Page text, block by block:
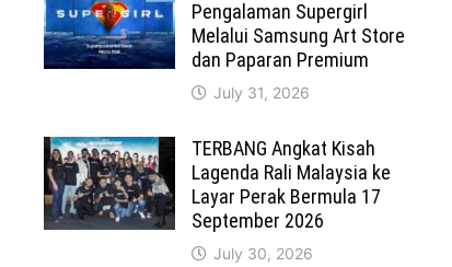
Pengalaman Supergirl
Melalui Samsung Art Store
dan Paparan Premium
July 31, 2026
TERBANG Angkat Kisah
Lagenda Rali Malaysia ke
Layar Perak Bermula 17
September 2026
July 30, 2026